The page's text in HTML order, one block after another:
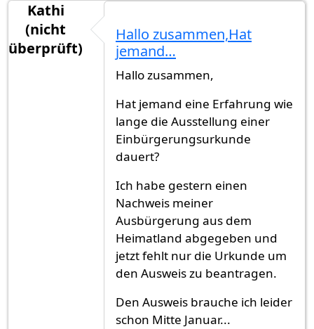
Kathi
(nicht
überprüft)
Hallo zusammen,Hat
jemand…
Hallo zusammen,
Hat jemand eine Erfahrung wie
lange die Ausstellung einer
Einbürgerungsurkunde
dauert?
Ich habe gestern einen
Nachweis meiner
Ausbürgerung aus dem
Heimatland abgegeben und
jetzt fehlt nur die Urkunde um
den Ausweis zu beantragen.
Den Ausweis brauche ich leider
schon Mitte Januar...